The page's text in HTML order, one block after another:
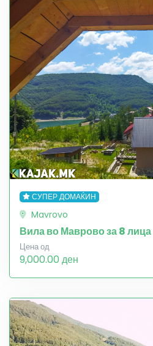
СУПЕР ДОМАЌИН
Mavrovo
Вила во Маврово за 8 лица
Цена од
9,000.00 ден